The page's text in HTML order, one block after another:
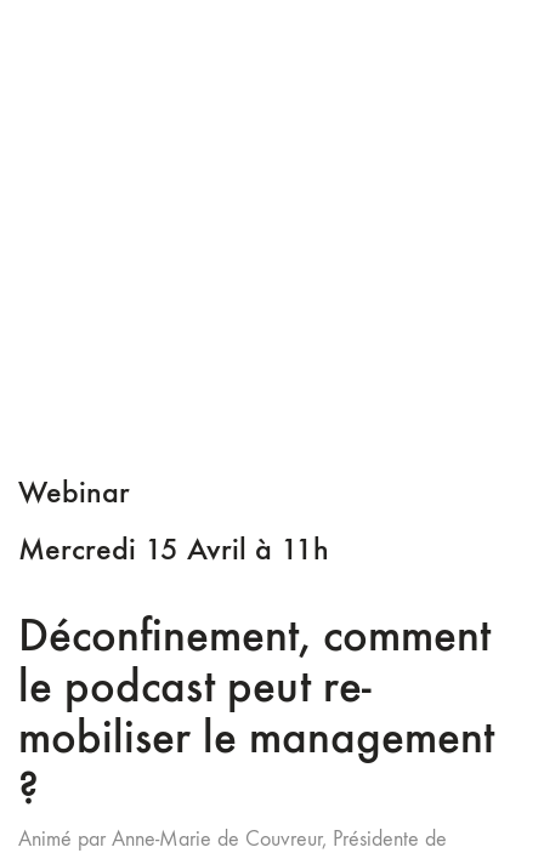
Webinar
Mercredi 15 Avril à 11h
Déconfinement, comment
le podcast peut re-
mobiliser le management
?
Animé par Anne-Marie de Couvreur, Présidente de